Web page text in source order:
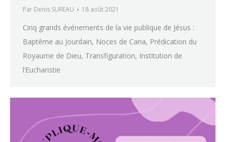
Par Denis SUREAU 18 août 2021
Cinq grands événements de la vie publique de Jésus :
Baptême au Jourdain, Noces de Cana, Prédication du
Royaume de Dieu, Transfiguration, Institution de
l’Eucharistie